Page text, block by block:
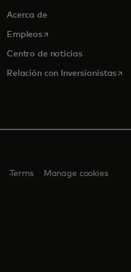
Acerca de
Empleosse abre en una
Centro de noticias
Relación con Inversionistasse
Terms Manage cookies